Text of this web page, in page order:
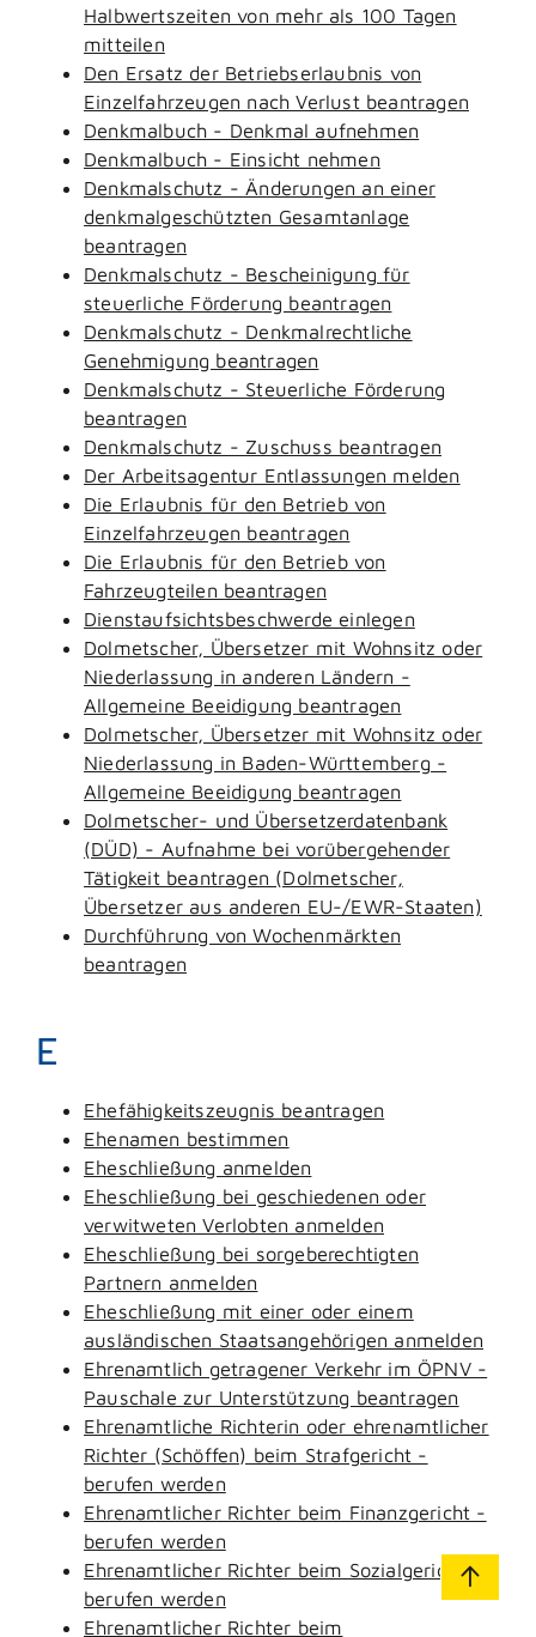
Halbwertszeiten von mehr als 100 Tagen
mitteilen
Den Ersatz der Betriebserlaubnis von
Einzelfahrzeugen nach Verlust beantragen
Denkmalbuch - Denkmal aufnehmen
Denkmalbuch - Einsicht nehmen
Denkmalschutz - Änderungen an einer
denkmalgeschützten Gesamtanlage
beantragen
Denkmalschutz - Bescheinigung für
steuerliche Förderung beantragen
Denkmalschutz - Denkmalrechtliche
Genehmigung beantragen
Denkmalschutz - Steuerliche Förderung
beantragen
Denkmalschutz - Zuschuss beantragen
Der Arbeitsagentur Entlassungen melden
Die Erlaubnis für den Betrieb von
Einzelfahrzeugen beantragen
Die Erlaubnis für den Betrieb von
Fahrzeugteilen beantragen
Dienstaufsichtsbeschwerde einlegen
Dolmetscher, Übersetzer mit Wohnsitz oder
Niederlassung in anderen Ländern -
Allgemeine Beeidigung beantragen
Dolmetscher, Übersetzer mit Wohnsitz oder
Niederlassung in Baden-Württemberg -
Allgemeine Beeidigung beantragen
Dolmetscher- und Übersetzerdatenbank
(DÜD) - Aufnahme bei vorübergehender
Tätigkeit beantragen (Dolmetscher,
Übersetzer aus anderen EU-/EWR-Staaten)
Durchführung von Wochenmärkten
beantragen
E
Ehefähigkeitszeugnis beantragen
Ehenamen bestimmen
Eheschließung anmelden
Eheschließung bei geschiedenen oder
verwitweten Verlobten anmelden
Eheschließung bei sorgeberechtigten
Partnern anmelden
Eheschließung mit einer oder einem
ausländischen Staatsangehörigen anmelden
Ehrenamtlich getragener Verkehr im ÖPNV -
Pauschale zur Unterstützung beantragen
Ehrenamtliche Richterin oder ehrenamtlicher
Richter (Schöffen) beim Strafgericht -
berufen werden
Ehrenamtlicher Richter beim Finanzgericht -
berufen werden
Ehrenamtlicher Richter beim Sozialgericht -
berufen werden
Ehrenamtlicher Richter beim